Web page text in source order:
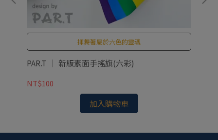
揮舞著屬於六色的靈魂
PAR.T ｜ 新版素面手搖旗(六彩)
NT$100
加入購物車